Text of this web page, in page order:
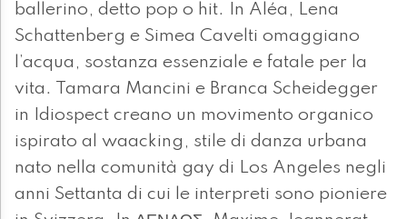
ballerino, detto pop o hit. In Aléa, Lena
Schattenberg e Simea Cavelti omaggiano
l’acqua, sostanza essenziale e fatale per la
vita. Tamara Mancini e Branca Scheidegger
in Idiospect creano un movimento organico
ispirato al waacking, stile di danza urbana
nato nella comunità gay di Los Angeles negli
anni Settanta di cui le interpreti sono pioniere